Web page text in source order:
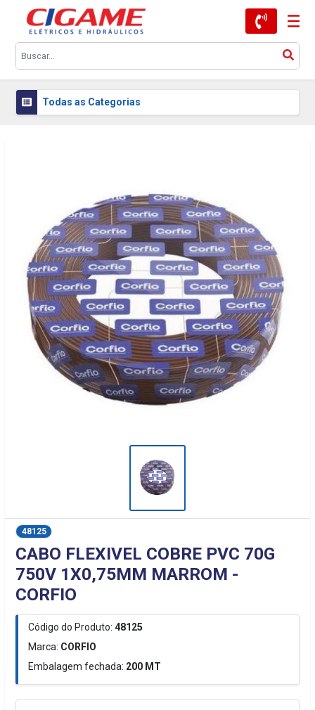
Todas as Categorias
48125
CABO FLEXIVEL COBRE PVC 70G
750V 1X0,75MM MARROM -
CORFIO
Código do Produto: 48125
Marca: CORFIO
Embalagem fechada: 200 MT